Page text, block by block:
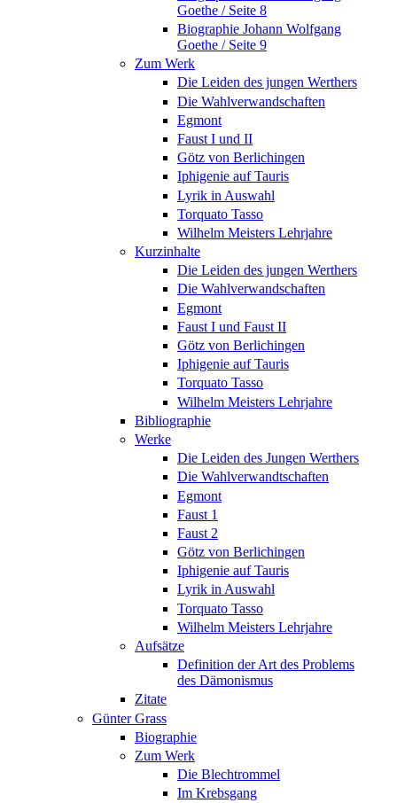
Goethe / Seite 8
Biographie Johann Wolfgang
Goethe / Seite 9
Zum Werk
Die Leiden des jungen Werthers
Die Wahlverwandschaften
Egmont
Faust I und II
Götz von Berlichingen
Iphigenie auf Tauris
Lyrik in Auswahl
Torquato Tasso
Wilhelm Meisters Lehrjahre
Kurzinhalte
Die Leiden des jungen Werthers
Die Wahlverwandschaften
Egmont
Faust I und Faust II
Götz von Berlichingen
Iphigenie auf Tauris
Torquato Tasso
Wilhelm Meisters Lehrjahre
Bibliographie
Werke
Die Leiden des Jungen Werthers
Die Wahlverwandtschaften
Egmont
Faust 1
Faust 2
Götz von Berlichingen
Iphigenie auf Tauris
Lyrik in Auswahl
Torquato Tasso
Wilhelm Meisters Lehrjahre
Aufsätze
Definition der Art des Problems
des Dämonismus
Zitate
Günter Grass
Biographie
Zum Werk
Die Blechtrommel
Im Krebsgang